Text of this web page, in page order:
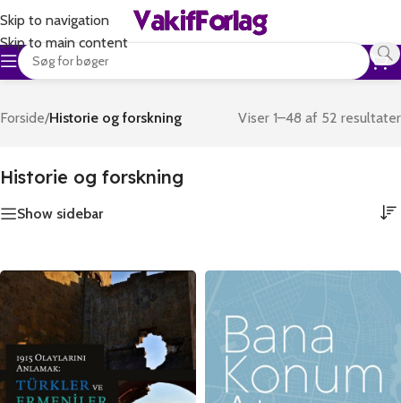
Skip to navigation
Skip to main content
Forside/Historie og forskning Viser 1–48 af 52 resultater
Historie og forskning
Show sidebar